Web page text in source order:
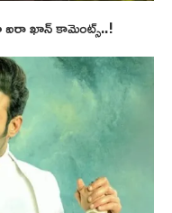
ఐరా ఖాన్ కామెంట్స్..!